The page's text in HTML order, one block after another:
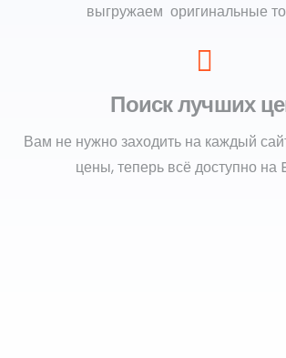
выгружаем оригинальные
Поиск лучших
Вам не нужно заходить на каждый
цены, теперь всё доступно на